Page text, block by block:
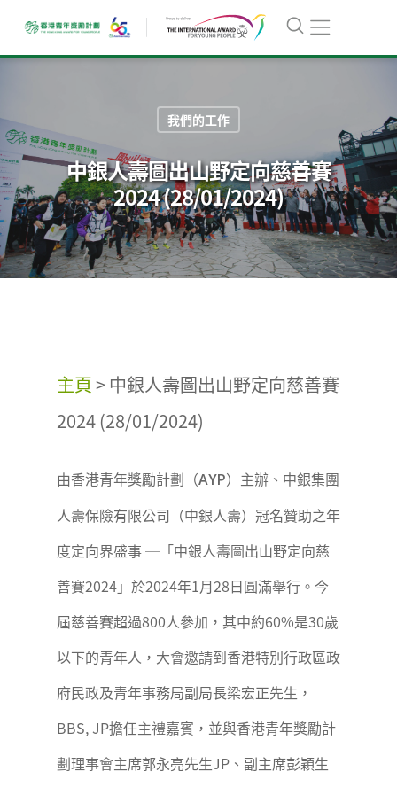
我們的工作
中銀人壽圖出山野定向慈善賽
2024 (28/01/2024)
主頁> 中銀人壽圖出山野定向慈善賽
2024 (28/01/2024)
由香港青年獎勵計劃（AYP）主辦、中銀集團
人壽保險有限公司（中銀人壽）冠名贊助之年
度定向界盛事 ─「中銀人壽圖出山野定向慈
善賽2024」於2024年1月28日圓滿舉行。今
屆慈善賽超過800人參加，其中約60%是30歲
以下的青年人，大會邀請到香港特別行政區政
府民政及青年事務局副局長梁宏正先生，
BBS, JP擔任主禮嘉賓，並與香港青年獎勵計
劃理事會主席郭永亮先生JP、副主席彭穎生